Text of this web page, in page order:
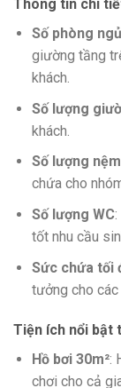
Thông tin chi
Số phòng ngủ
giường tầng
khách.
Số lượng
khách.
Số lượng
chứa cho
Số lượng WC:
tốt nhu cầu
Sức chứa tối
tưởng cho các
Tiện ích nổi bật
Hồ bơi 30m²:
chơi cho cả